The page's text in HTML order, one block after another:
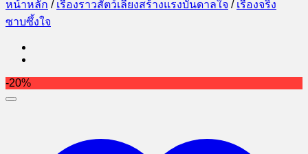
หน้าหลัก / เรื่องราวสัตว์เลี้ยงสร้างแรงบันดาลใจ / เรื่องจริง
ซาบซึ้งใจ
-20%